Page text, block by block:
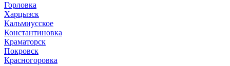
Горловка
Харцызск
Кальмиусское
Константиновка
Краматорск
Покровск
Красногоровка